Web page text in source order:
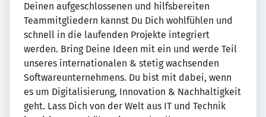
Deinen aufgeschlossenen und hilfsbereiten
Teammitgliedern kannst Du Dich wohlfühlen und
schnell in die laufenden Projekte integriert
werden. Bring Deine Ideen mit ein und werde Teil
unseres internationalen & stetig wachsenden
Softwareunternehmens. Du bist mit dabei, wenn
es um Digitalisierung, Innovation & Nachhaltigkeit
geht. Lass Dich von der Welt aus IT und Technik